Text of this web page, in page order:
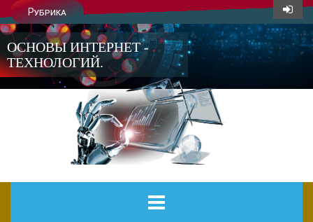
Рубрика
ОСНОВЫ ИНТЕРНЕТ -
ТЕХНОЛОГИЙ.